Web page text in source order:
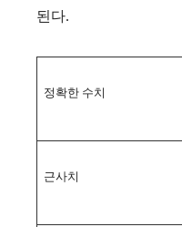
된다.
정확한 수치
근사치